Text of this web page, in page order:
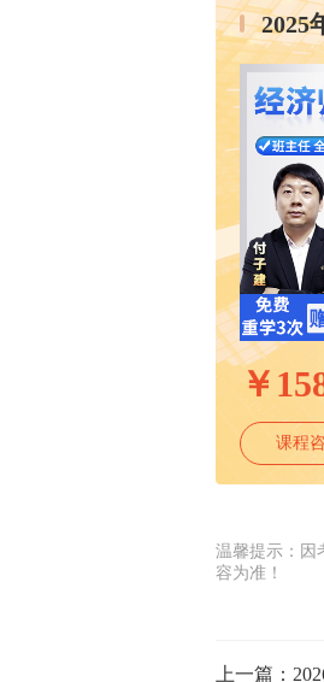
2025
￥
课程
温馨提示：因
容为准！
上一篇：